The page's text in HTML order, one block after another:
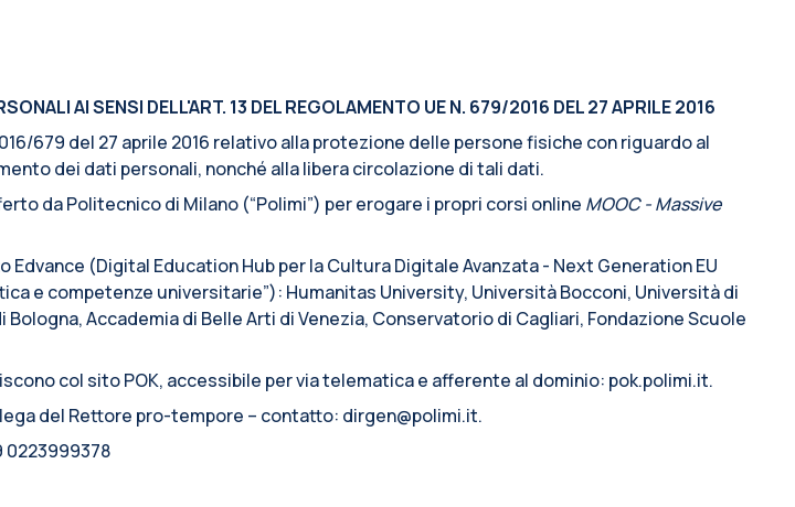
AI SENSI DELL'ART. 13 DEL REGOLAMENTO UE N. 679/2016 DEL 27 APRILE 2016
679 del 27 aprile 2016 relativo alla protezione delle persone fisiche con riguardo al
dei dati personali, nonché alla libera circolazione di tali dati.
da Politecnico di Milano (“Polimi”) per erogare i propri corsi online MOOC - Massive
(Digital Education Hub per la Cultura Digitale Avanzata - Next Generation EU
e competenze universitarie”): Humanitas University, Università Bocconi, Università di
Accademia di Belle Arti di Venezia, Conservatorio di Cagliari, Fondazione Scuole
col sito POK, accessibile per via telematica e afferente al dominio: pok.polimi.it.
del Rettore pro-tempore – contatto: dirgen@polimi.it.
0223999378